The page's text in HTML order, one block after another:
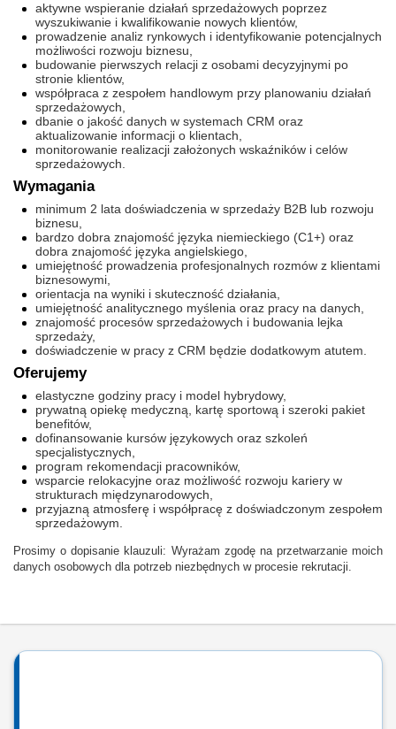
aktywne wspieranie działań sprzedażowych poprzez
wyszukiwanie i kwalifikowanie nowych klientów,
prowadzenie analiz rynkowych i identyfikowanie potencjalnych
możliwości rozwoju biznesu,
budowanie pierwszych relacji z osobami decyzyjnymi po
stronie klientów,
współpraca z zespołem handlowym przy planowaniu działań
sprzedażowych,
dbanie o jakość danych w systemach CRM oraz
aktualizowanie informacji o klientach,
monitorowanie realizacji założonych wskaźników i celów
sprzedażowych.
Wymagania
minimum 2 lata doświadczenia w sprzedaży B2B lub rozwoju
biznesu,
bardzo dobra znajomość języka niemieckiego (C1+) oraz
dobra znajomość języka angielskiego,
umiejętność prowadzenia profesjonalnych rozmów z klientami
biznesowymi,
orientacja na wyniki i skuteczność działania,
umiejętność analitycznego myślenia oraz pracy na danych,
znajomość procesów sprzedażowych i budowania lejka
sprzedaży,
doświadczenie w pracy z CRM będzie dodatkowym atutem.
Oferujemy
elastyczne godziny pracy i model hybrydowy,
prywatną opiekę medyczną, kartę sportową i szeroki pakiet
benefitów,
dofinansowanie kursów językowych oraz szkoleń
specjalistycznych,
program rekomendacji pracowników,
wsparcie relokacyjne oraz możliwość rozwoju kariery w
strukturach międzynarodowych,
przyjazną atmosferę i współpracę z doświadczonym zespołem
sprzedażowym.
Prosimy o dopisanie klauzuli: Wyrażam zgodę na przetwarzanie moich
danych osobowych dla potrzeb niezbędnych w procesie rekrutacji.